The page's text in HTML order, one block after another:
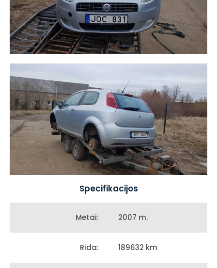
Specifikacijos
Metai: 2007 m.
Rida: 189632 km